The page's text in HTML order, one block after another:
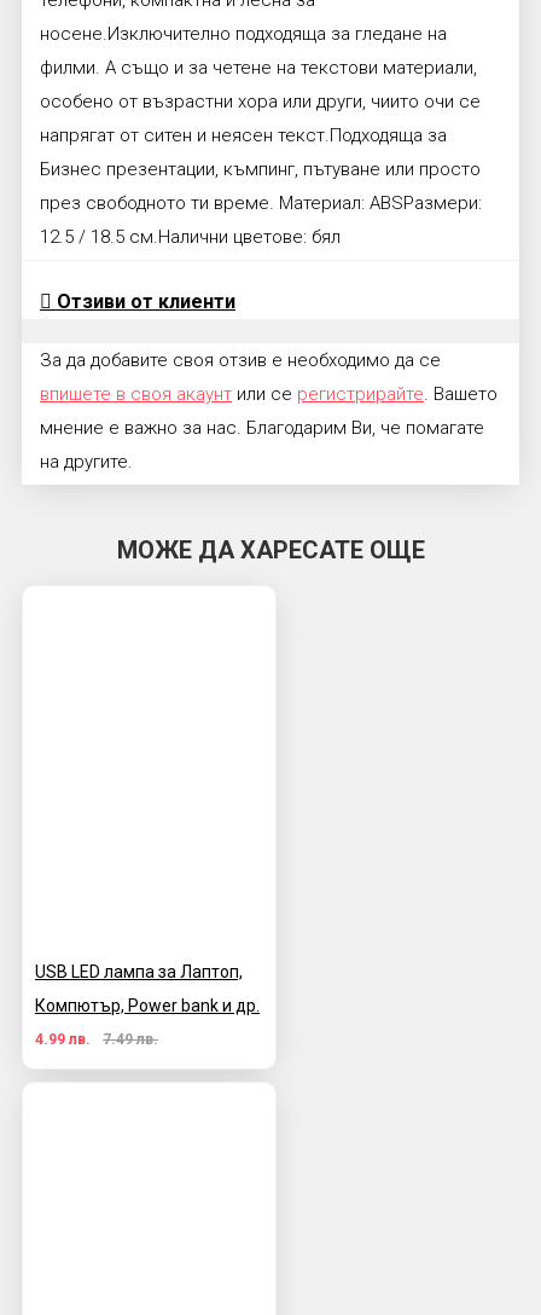
носене.Изключително подходяща за гледане на
филми. А също и за четене на текстови материали,
особено от възрастни хора или други, чиито очи се
напрягат от ситен и неясен текст.Подходяща за
Бизнес презентации, къмпинг, пътуване или просто
през свободното ти време. Материал: ABSРазмери:
12.5 / 18.5 см.Налични цветове: бял
Отзиви от клиенти
За да добавите своя отзив е необходимо да се
впишете в своя акаунт или се регистрирайте. Вашето
мнение е важно за нас. Благодарим Ви, че помагате
на другите.
МОЖЕ ДА ХАРЕСАТЕ ОЩЕ
USB LED лампа за Лаптоп,
Компютър, Power bank и др.
4.99 лв. 7.49 лв.